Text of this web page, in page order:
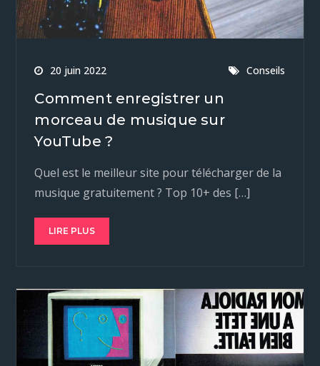
20 juin 2022 Conseils
Comment enregistrer un
morceau de musique sur
YouTube ?
Quel est le meilleur site pour télécharger de la
musique gratuitement ? Top 10+ des […]
LIRE PLUS